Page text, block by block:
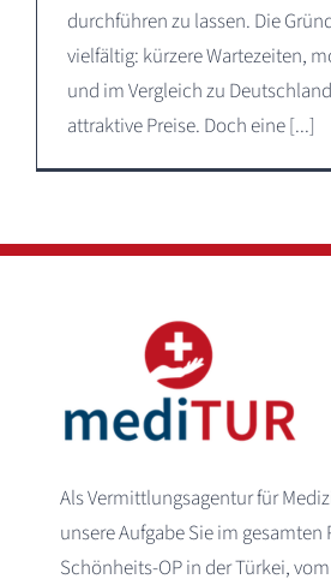
durchführen zu lassen. Die
vielfältig: kürzere Wartezeiten,
und im Vergleich zu
attraktive Preise. Doch eine [...]
Als Vermittlungsagentur für
unsere Aufgabe Sie im gesamten
Schönheits-OP in der Türkei,